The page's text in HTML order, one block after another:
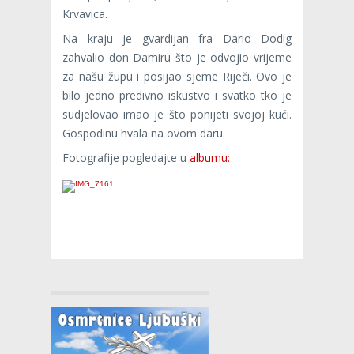
Krvavica.
Na kraju je gvardijan fra Dario Dodig
zahvalio don Damiru što je odvojio vrijeme
za našu župu i posijao sjeme Riječi. Ovo je
bilo jedno predivno iskustvo i svatko tko je
sudjelovao imao je što ponijeti svojoj kući.
Gospodinu hvala na ovom daru.
Fotografije pogledajte u albumu: